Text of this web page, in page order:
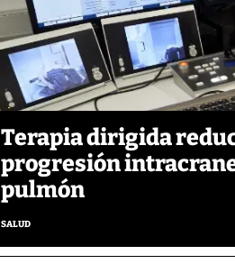
Terapia dirigida
progresión
pulmón
SALUD